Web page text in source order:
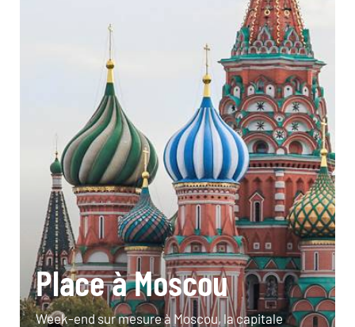
Place à Moscou
Week-end sur mesure à Moscou, la capitale